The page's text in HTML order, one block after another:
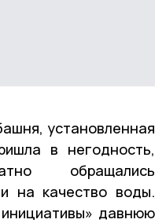
установленная
в негодность,
обращались
на качество воды.
давнюю